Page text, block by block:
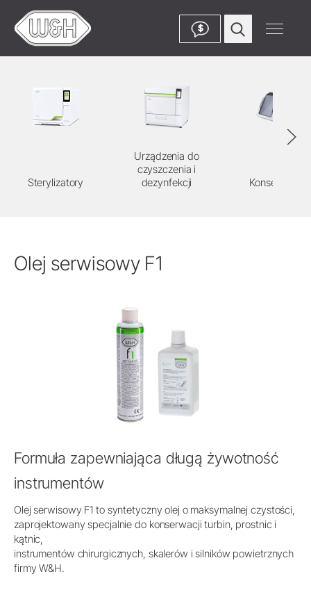
$
Sterylizatory
Urządzenia do
czyszczenia i
dezynfekcji
Konserwacja
Olej serwisowy F1
Formuła zapewniająca długą żywotność
instrumentów
Olej serwisowy F1 to syntetyczny olej o maksymalnej czystości,
zaprojektowany specjalnie do konserwacji turbin, prostnic i
kątnic,
instrumentów chirurgicznych, skalerów i silników powietrznych
firmy W&H.